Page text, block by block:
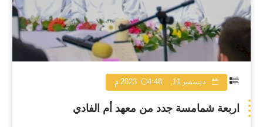
ديسمبر 11, 2023 4:48 م
اربعة شمامسة جدد من معهد أم الفادي